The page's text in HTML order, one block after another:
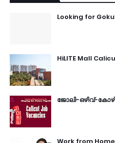
Looking for
HiLITE Mall
ജോലി-ഒഴിവ്-